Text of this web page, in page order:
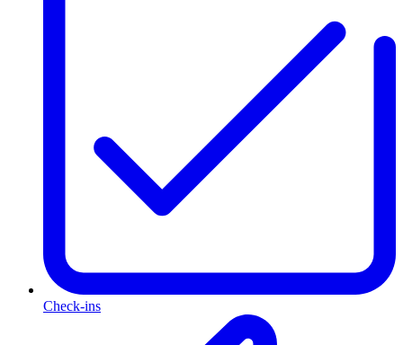
Check-ins